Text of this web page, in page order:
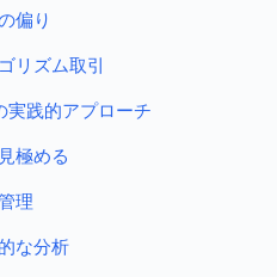
偏り
リズム取引
実践的アプローチ
極める
理
な分析